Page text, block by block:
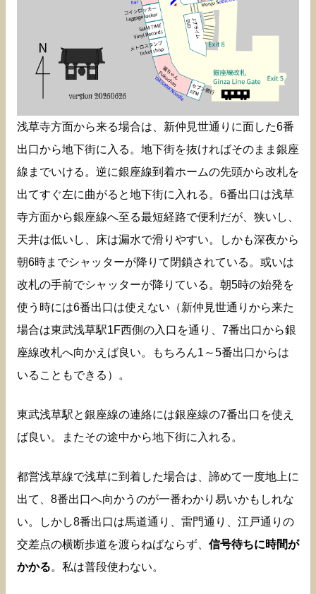
浅草寺方面から来る場合は、新仲見世通りに面した6番
出口から地下街に入る。地下街を抜ければそのまま銀座
線までいける。逆に銀座線到着ホームの先頭から改札を
出てすぐ左に曲がると地下街に入れる。6番出口は浅草
寺方面から銀座線へ至る最短経路で便利だが、狭いし、
天井は低いし、床は漏水で滑りやすい。しかも深夜から
朝6時までシャッターが降りて閉鎖されている。或いは
改札の手前でシャッターが降りている。朝5時の始発を
使う時には6番出口は使えない（新仲見世通りから来た
場合は東武浅草駅1F西側の入口を通り、7番出口から銀
座線改札へ向かえば良い。もちろん1～5番出口からは
いることもできる）。
東武浅草駅と銀座線の連絡には銀座線の7番出口を使え
ば良い。またその途中から地下街に入れる。
都営浅草線で浅草に到着した場合は、諦めて一度地上に
出て、8番出口へ向かうのが一番わかり易いかもしれな
い。しかし8番出口は馬道通り、雷門通り、江戸通りの
交差点の横断歩道を渡らねばならず、 信号待ちに時間が
かかる。私は普段使わない。